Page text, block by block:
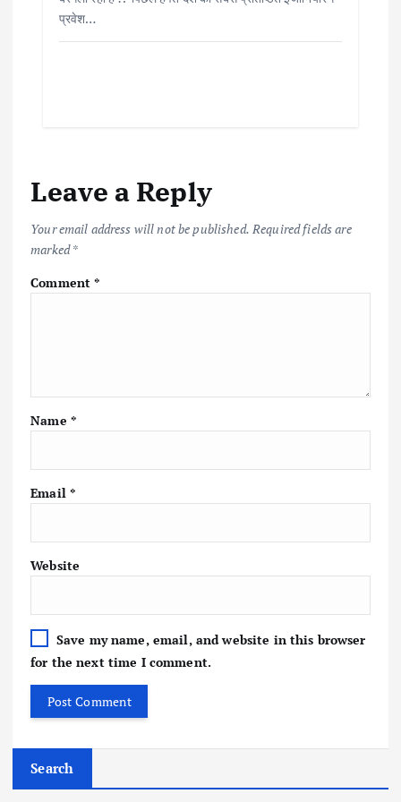
प्रवेश…
Leave a Reply
Your email address will not be published. Required fields are
marked*
Comment*
Name *
Email *
Website
Save my name, email, and website in this browser
for the next time I comment.
Search